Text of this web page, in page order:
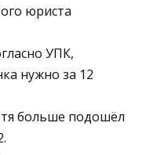
юриста
УПК,
нужно за 12
больше подошёл